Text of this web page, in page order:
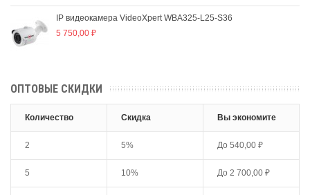
IP видеокамера VideoXpert WBA325-L25-S36
5 750,00 ₽
ОПТОВЫЕ СКИДКИ
Количество Скидка Вы экономите
2 5% До 540,00 ₽
5 10% До 2 700,00 ₽